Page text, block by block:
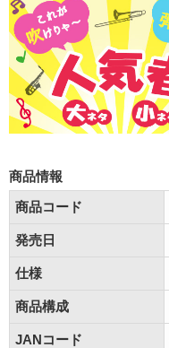
商品情報
商品コード
発売日
仕様
商品構成
JANコード